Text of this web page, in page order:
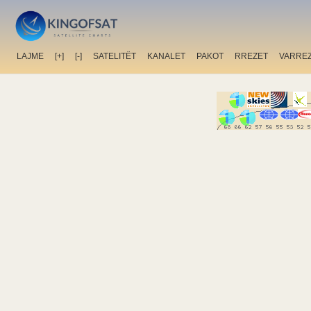
LAJME [+] [-] SATELITËT KANALET PAKOT RREZET